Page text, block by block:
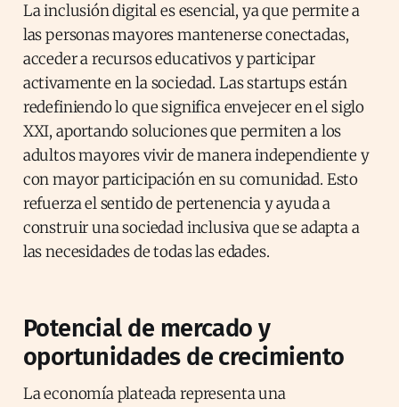
La inclusión digital es esencial, ya que permite a
las personas mayores mantenerse conectadas,
acceder a recursos educativos y participar
activamente en la sociedad. Las startups están
redefiniendo lo que significa envejecer en el siglo
XXI, aportando soluciones que permiten a los
adultos mayores vivir de manera independiente y
con mayor participación en su comunidad. Esto
refuerza el sentido de pertenencia y ayuda a
construir una sociedad inclusiva que se adapta a
las necesidades de todas las edades.
Potencial de mercado y
oportunidades de crecimiento
La economía plateada representa una